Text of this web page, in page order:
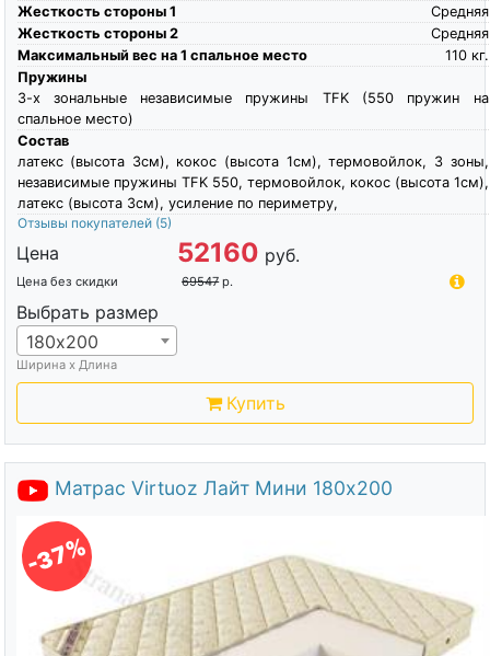
Жесткость стороны 1
Средняя
Жесткость стороны 2
Средняя
Максимальный вес на 1 спальное место
кг.
110
Пружины
3-х зональные независимые пружины TFK (550 пружин на
спальное место)
Состав
латекс (высота 3см), кокос (высота 1см), термовойлок, 3 зоны,
независимые пружины TFK 550, термовойлок, кокос (высота 1см),
латекс (высота 3см), усиление по периметру,
Отзывы покупателей (5)
Цена 52160 руб.
Цена без скидки 69547 р.
Выбрать размер
180х200
Ширина х Длина
Купить
Матрас Virtuoz Лайт Мини 180х200
-37%